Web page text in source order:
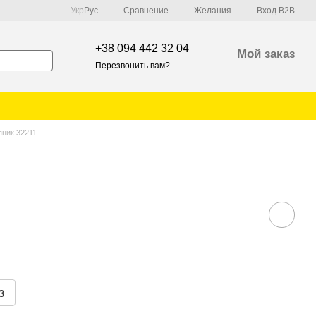
Укр Рус Сравнение Желания Вход B2B
+38 094 442 32 04
Перезвонить вам?
Мой заказ
32211